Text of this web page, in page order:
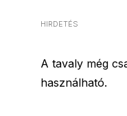
HIRDETÉS
A tavaly még
használható.